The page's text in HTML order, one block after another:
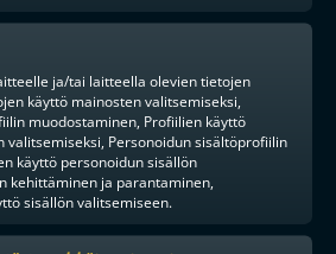
ja/tai laitteella olevien tietojen
käyttö mainosten valitsemiseksi,
muodostaminen, Profiilien käyttö
valitsemiseksi, Personoidun sisältöprofiilin
käyttö personoidun sisällön
kehittäminen ja parantaminen,
sisällön valitsemiseen.